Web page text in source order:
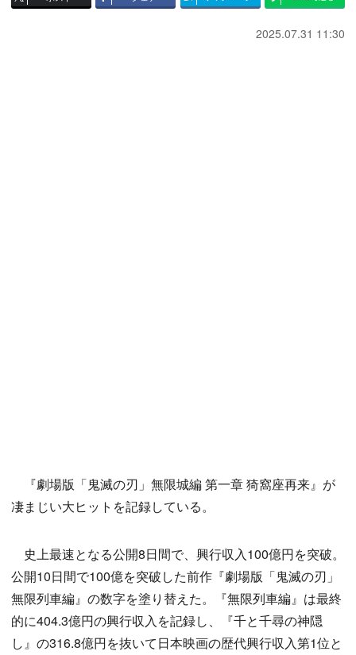
2025.07.31 11:30
『劇場版「鬼滅の刃」無限城編 第一章 猗窩座再来』が
凄まじい大ヒットを記録している。
史上最速となる公開8日間で、興行収入100億円を突破。
公開10日間で100億を突破した前作『劇場版「鬼滅の刃」
無限列車編』の数字を塗り替えた。『無限列車編』は最終
的に404.3億円の興行収入を記録し、『千と千尋の神隠
し』の316.8億円を抜いて日本映画の歴代興行収入第1位と